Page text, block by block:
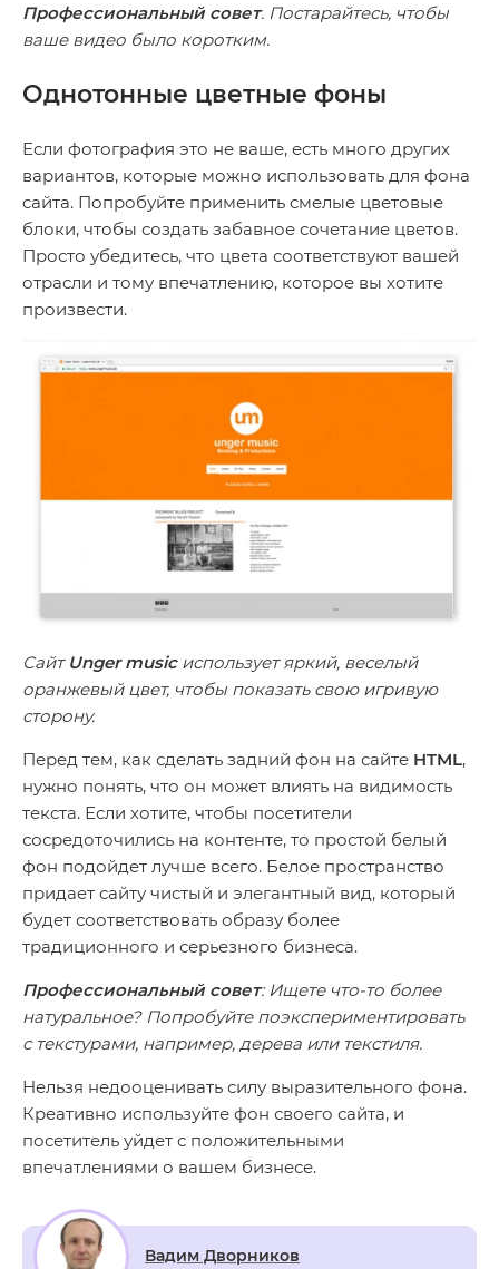
Профессиональный совет. Постарайтесь, чтобы
ваше видео было коротким.
Однотонные цветные фоны
Если фотография это не ваше, есть много других
вариантов, которые можно использовать для фона
сайта. Попробуйте применить смелые цветовые
блоки, чтобы создать забавное сочетание цветов.
Просто убедитесь, что цвета соответствуют вашей
отрасли и тому впечатлению, которое вы хотите
произвести.
Сайт Unger musicиспользует яркий, веселый
оранжевый цвет, чтобы показать свою игривую
сторону.
Перед тем, как сделать задний фон на сайте HTML,
нужно понять, что он может влиять на видимость
текста. Если хотите, чтобы посетители
сосредоточились на контенте, то простой белый
фон подойдет лучше всего. Белое пространство
придает сайту чистый и элегантный вид, который
будет соответствовать образу более
традиционного и серьезного бизнеса.
Профессиональный совет: Ищете что-то более
натуральное? Попробуйте поэкспериментировать
с текстурами, например, дерева или текстиля.
Нельзя недооценивать силу выразительного фона.
Креативно используйте фон своего сайта, и
посетитель уйдет с положительными
впечатлениями о вашем бизнесе.
Вадим Дворников